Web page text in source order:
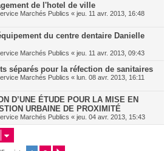
de l'hotel de ville
Marchés Publics « jeu. 11 avr. 2013, 16:48
du centre dentaire Danielle
Marchés Publics « jeu. 11 avr. 2013, 09:43
séparés pour la réfection de sanitaires
Marchés Publics « lun. 08 avr. 2013, 16:11
D’UNE ÉTUDE POUR LA MISE EN
URBAINE DE PROXIMITÉ
Marchés Publics « jeu. 04 avr. 2013, 15:43